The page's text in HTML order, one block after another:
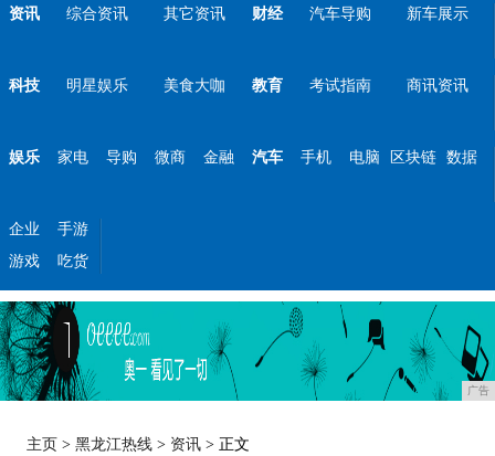
资讯 综合资讯 其它资讯 财经 汽车导购 新车展示
科技 明星娱乐 美食大咖 教育 考试指南 商讯资讯
娱乐 家电 导购 微商 金融 汽车 手机 电脑 区块链 数据
企业
手游
游戏
吃货
广告
主页 >黑龙江热线 > 资讯 > 正文